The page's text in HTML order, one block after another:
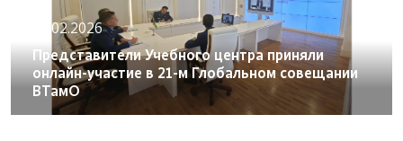
25.02.2026
Представители Учебного центра приняли
онлайн-участие в 21-м Глобальном совещании
ВТамО